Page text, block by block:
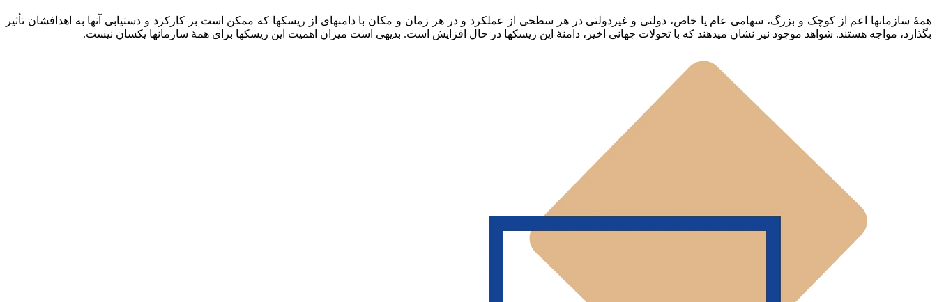
همۀ سازمان‏ها اعم از کوچک و بزرگ، سهامی عام یا خاص، دولتی و غیردولتی در هر سطحی از عملکرد و در هر زمان و مکان با دامنه‏ای از ریسک‏ها که ممکن است بر کارکرد و دستیابی آنها به اهدافشان تأثیر
بگذارد، مواجه هستند. شواهد موجود نیز نشان می‏دهند که با تحولات جهانی اخیر، دامنۀ این ریسک‏ها در حال افزایش است. بدیهی است میزان اهمیت این ریسک‏ها برای همۀ سازمان‏ها یکسان نیست.